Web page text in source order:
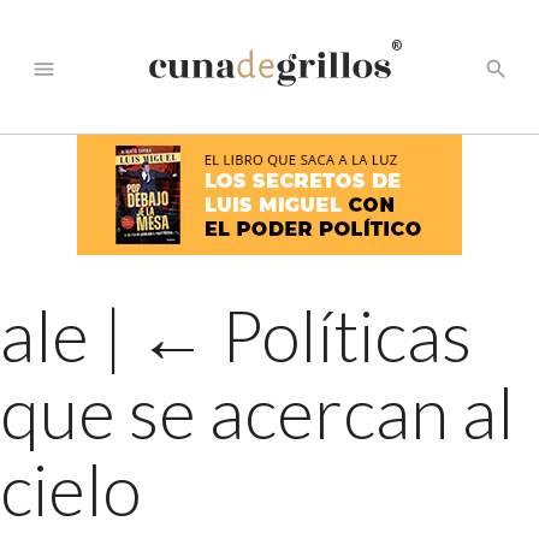
menu
®
search
ale | ← Políticas
que se acercan al
cielo